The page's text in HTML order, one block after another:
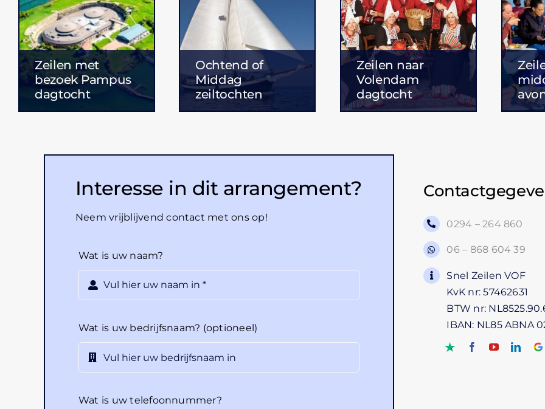
Zeilen met
bezoek Pampus
dagtocht
Ochtend of
Middag
zeiltochten
Zeilen naar
Volendam
dagtocht
Interesse in dit arrangement?
Neem vrijblijvend contact met ons op!
Wat is uw naam?
Wat is uw bedrijfsnaam? (optioneel)
Wat is uw telefoonnummer?
0294 – 264 860
06 – 868 604 39
Snel Zeilen VOF
KvK nr: 57462631
BTW nr:
IBAN: NL85 ABNA